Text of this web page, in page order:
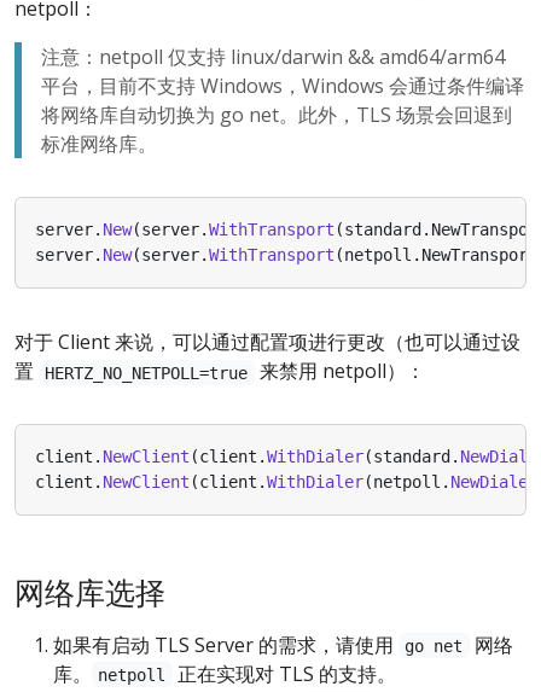
netpoll：
注意：netpoll 仅支持 linux/darwin && amd64/arm64
平台，目前不支持 Windows，Windows 会通过条件编译
将网络库自动切换为 go net。此外，TLS 场景会回退到
标准网络库。
server. New(server.WithTransport (standard .
server. New(server.WithTransport (netpoll .
对于 Client 来说，可以通过配置项进行更改（也可以通过设
置
HERTZ_NO_NETPOLL=true 来禁用 netpoll）：
client . NewClient (client .WithDialer(standard .
client . NewClient (client .WithDialer(netpoll . NewDialer
网络库选择
如果有启动 TLS Server 的需求，请使用 go net
网络
库。
netpoll
正在实现对 TLS 的支持。